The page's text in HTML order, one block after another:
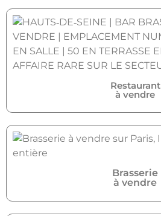
Restaurant
à vendre
Brasserie
à vendre